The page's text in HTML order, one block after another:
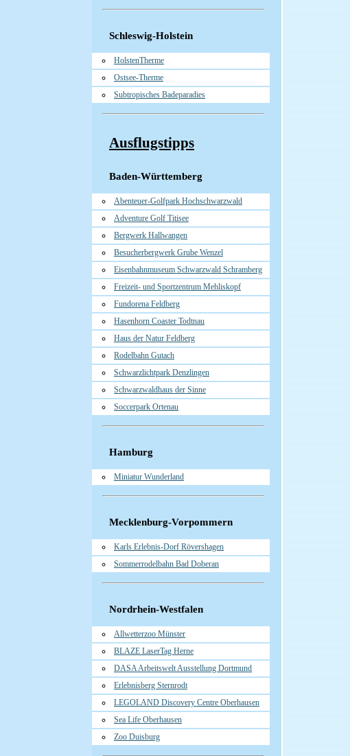
Schleswig-Holstein
HolstenTherme
Ostsee-Therme
Subtropisches Badeparadies
Ausflugstipps
Baden-Württemberg
Abenteuer-Golfpark Hochschwarzwald
Adventure Golf Titisee
Bergwerk Hallwangen
Besucherbergwerk Grube Wenzel
Eisenbahnmuseum Schwarzwald Schramberg
Freizeit- und Sportzentrum Mehliskopf
Fundorena Feldberg
Hasenhorn Coaster Todtnau
Haus der Natur Feldberg
Rodelbahn Gutach
Schwarzlichtpark Denzlingen
Schwarzwaldhaus der Sinne
Soccerpark Ortenau
Hamburg
Miniatur Wunderland
Mecklenburg-Vorpommern
Karls Erlebnis-Dorf Rövershagen
Sommerrodelbahn Bad Doberan
Nordrhein-Westfalen
Allwetterzoo Münster
BLAZE LaserTag Herne
DASA Arbeitswelt Ausstellung Dortmund
Erlebnisberg Sternrodt
LEGOLAND Discovery Centre Oberhausen
Sea Life Oberhausen
Zoo Duisburg